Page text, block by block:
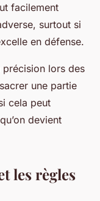
facilement
surtout si
en défense.
précision lors des
une partie
cela peut
devient
les règles